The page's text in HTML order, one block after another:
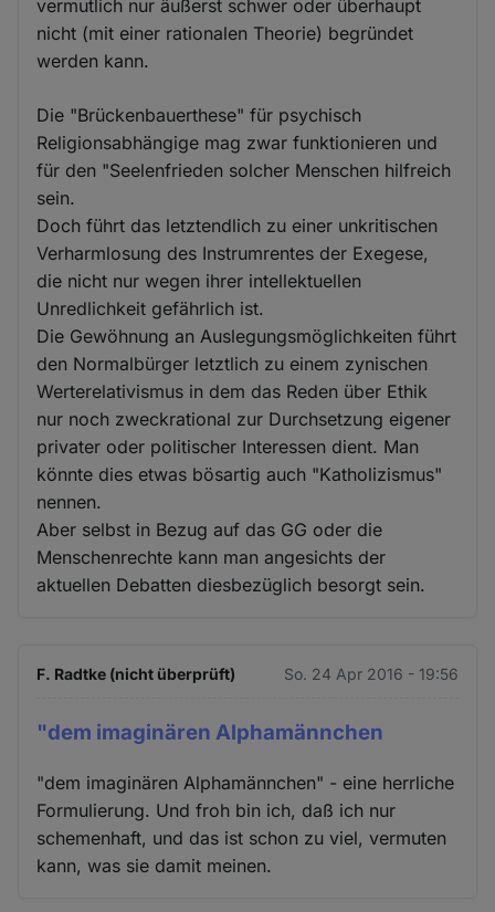
vermutlich nur äußerst schwer oder überhaupt
nicht (mit einer rationalen Theorie) begründet
werden kann.
Die "Brückenbauerthese" für psychisch
Religionsabhängige mag zwar funktionieren und
für den "Seelenfrieden solcher Menschen hilfreich
sein.
Doch führt das letztendlich zu einer unkritischen
Verharmlosung des Instrumrentes der Exegese,
die nicht nur wegen ihrer intellektuellen
Unredlichkeit gefährlich ist.
Die Gewöhnung an Auslegungsmöglichkeiten führt
den Normalbürger letztlich zu einem zynischen
Werterelativismus in dem das Reden über Ethik
nur noch zweckrational zur Durchsetzung eigener
privater oder politischer Interessen dient. Man
könnte dies etwas bösartig auch "Katholizismus"
nennen.
Aber selbst in Bezug auf das GG oder die
Menschenrechte kann man angesichts der
aktuellen Debatten diesbezüglich besorgt sein.
F. Radtke (nicht überprüft) So. 24 Apr 2016 - 19:56
"dem imaginären Alphamännchen
"dem imaginären Alphamännchen" - eine herrliche
Formulierung. Und froh bin ich, daß ich nur
schemenhaft, und das ist schon zu viel, vermuten
kann, was sie damit meinen.